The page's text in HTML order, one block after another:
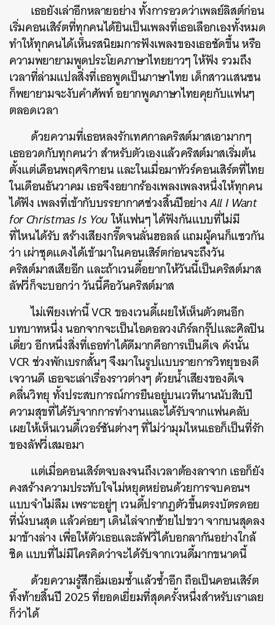
เธอยังเล่าอีกหลายอย่าง ทั้งการอวดว่าเพลย์ลิสต์ก่อน
เริ่มคอนเสิร์ตที่ทุกคนได้ยินเป็นเพลงที่เธอเลือกเองทั้งหมด
ทำให้ทุกคนได้เห็นรสนิยมการฟังเพลงของเธอชัดขึ้น หรือ
ความพยายามพูดประโยคภาษาไทยยาวๆ ให้ฟัง รวมถึง
เวลาที่ล่ามแปลสิ่งที่เธอพูดเป็นภาษาไทย เด็กสาวแสนซน
ก็พยายามจะงับคำศัพท์ อยากพูดภาษาไทยคุยกับแฟนๆ
ตลอดเวลา
ด้วยความที่เธอหลงรักเทศกาลคริสต์มาสเอามากๆ
เธออวดกับทุกคนว่า สำหรับตัวเองแล้วคริสต์มาสเริ่มต้น
ตั้งแต่เดือนพฤศจิกายน และในเมื่อมาทัวร์คอนเสิร์ตที่ไทย
ในเดือนธันวาคม เธอจึงอยากร้องเพลงเพลงหนึ่งให้ทุกคน
ได้ฟัง เพลงที่เข้ากับบรรยากาศช่วงสิ้นปีอย่างAll I Want
for Christmas Is Youให้แฟนๆ ได้ฟังกันแบบที่ไม่มี
ที่ไหนได้รับ สร้างเสียงกรี๊ดจนลั่นฮอลล์ แถมผู้คนก็แซวกัน
ว่า เผ่าชุดแดงได้เข้ามาในคอนเสิร์ตก่อนจะถึงวัน
คริสต์มาสเสียอีก และถ้าเวนดี้อยากให้วันนี้เป็นคริสต์มาส
ลัฟวี่ก็จะบอกว่า วันนี้คือวันคริสต์มาส
ไม่เพียงเท่านี้ VCR ของเวนดี้เผยให้เห็นตัวตนอีก
บทบาทหนึ่ง นอกจากจะเป็นไอดอลวงเกิร์ลกรุ๊ปและศิลปิน
เดี่ยว อีกหนึ่งสิ่งที่เธอทำได้ดีมากคือการเป็นดีเจ ดังนั้น
VCR ช่วงพักเบรกสั้นๆ จึงมาในรูปแบบรายการวิทยุของดี
เจวานดี เธอจะเล่าเรื่องราวต่างๆ ด้วยน้ำเสียงของดีเจ
คลื่นวิทยุ ทั้งประสบการณ์การยืนอยู่บนเวทีนานนับสิบปี
ความสุขที่ได้รับจากการทำงานและได้รับจากแฟนคลับ
เผยให้เห็นเวนดี้เวอร์ชันต่างๆ ที่ไม่ว่ามุมไหนเธอก็เป็นที่รัก
ของลัฟวี่เสมอมา
แต่เมื่อคอนเสิร์ตจบลงจนถึงเวลาต้องลาจาก เธอก็ยัง
คงสร้างความประทับใจไม่หยุดหย่อนด้วยการจบคอนฯ
แบบจำไม่ลืม เพราะอยู่ๆ เวนดี้ปรากฏตัวขึ้นตรงบัตรดอย
ที่นั่งบนสุด แล้วค่อยๆ เดินไล่จากซ้ายไปขวา จากบนสุดลง
มาข้างล่าง เพื่อให้ตัวเธอและลัฟวี่ได้บอกลากันอย่างใกล้
ชิด แบบที่ไม่มีใครคิดว่าจะได้รับจากเวนดี้มากขนาดนี้
ด้วยความรู้สึกอิ่มเอมซ้ำแล้วซ้ำอีก ถือเป็นคอนเสิร์ต
ทิ้งท้ายสิ้นปี 2025 ที่ยอดเยี่ยมที่สุดครั้งหนึ่งสำหรับเราเลย
ก็ว่าได้